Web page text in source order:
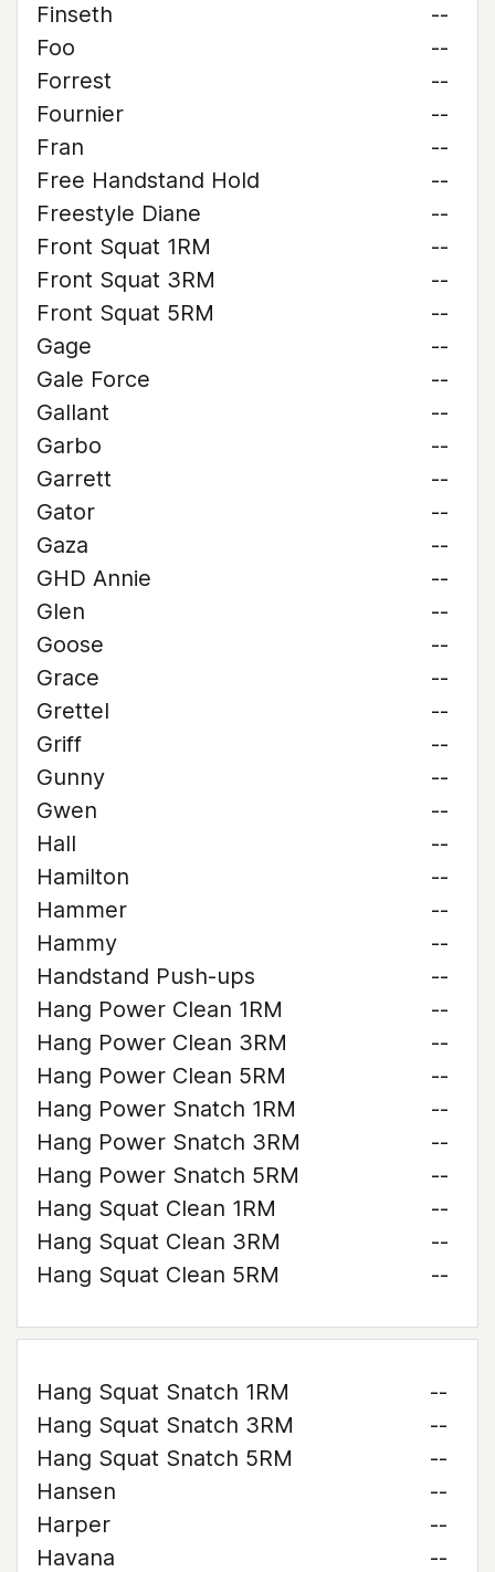
Finseth
--
Foo
--
Forrest
--
Fournier
--
Fran
--
Free Handstand Hold
--
Freestyle Diane
--
Front Squat 1RM
--
Front Squat 3RM
--
Front Squat 5RM
--
Gage
--
Gale Force
--
Gallant
--
Garbo
--
Garrett
--
Gator
--
Gaza
--
GHD Annie
--
Glen
--
Goose
--
Grace
--
Grettel
--
Griff
--
Gunny
--
Gwen
--
Hall
--
Hamilton
--
Hammer
--
Hammy
--
Handstand Push-ups
--
Hang Power Clean 1RM
--
Hang Power Clean 3RM
--
Hang Power Clean 5RM
--
Hang Power Snatch 1RM
--
Hang Power Snatch 3RM
--
Hang Power Snatch 5RM
--
Hang Squat Clean 1RM
--
Hang Squat Clean 3RM
--
Hang Squat Clean 5RM
--
Hang Squat Snatch 1RM
--
Hang Squat Snatch 3RM
--
Hang Squat Snatch 5RM
--
Hansen
--
Harper
--
Havana
--